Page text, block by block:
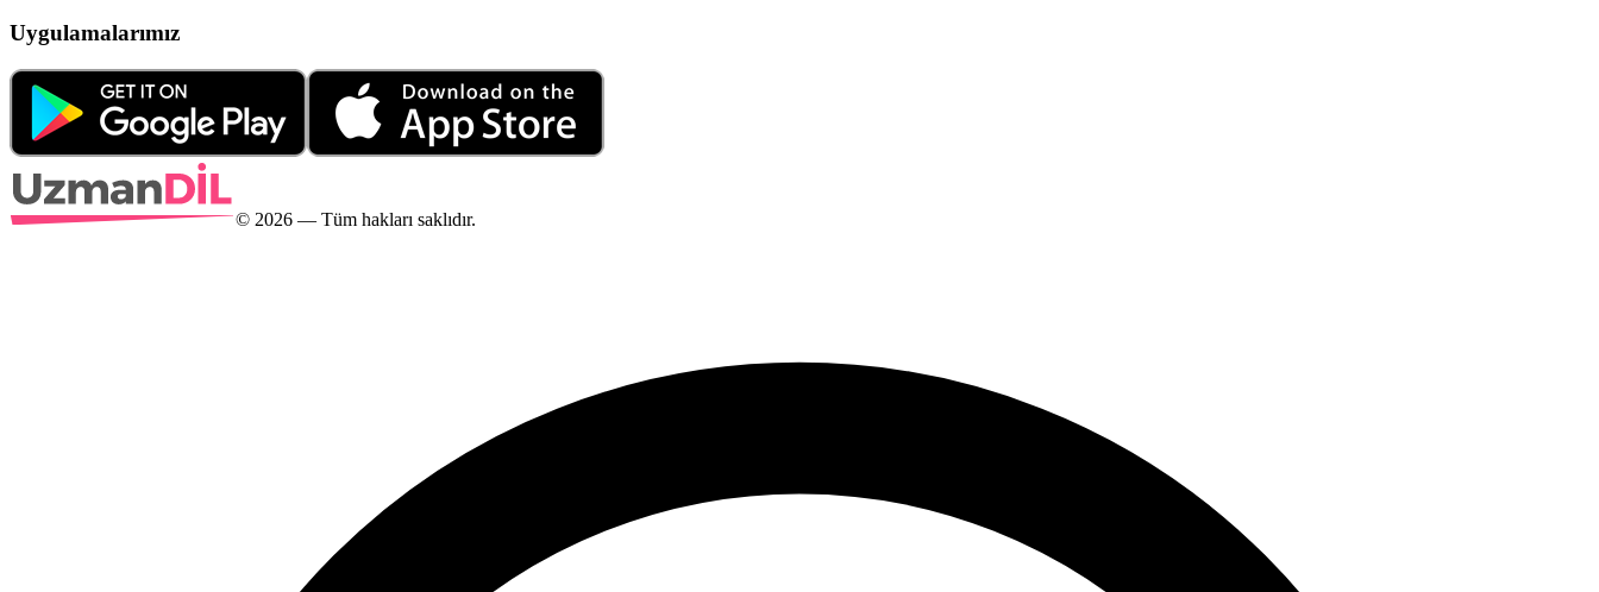
Uygulamalarımız
© 2026 — Tüm hakları saklıdır.